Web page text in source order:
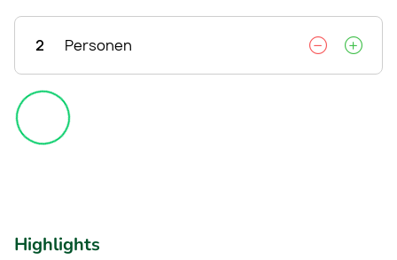
2 Personen
Highlights